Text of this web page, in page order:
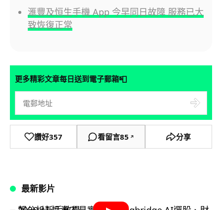
滙豐及恒生手機 App 今早同日故障 服務已大
致恢復正常
更多精彩文章每日送到電子郵箱📮
讚好357 看留言85 ↗ 分享
最新影片